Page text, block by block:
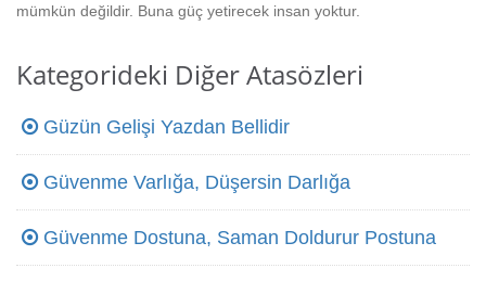
Eğitim
Diğer
Eğitim Haberleri
mümkün değildir. Buna güç yetirecek insan yoktur.
Kategorideki Diğer Atasözleri
Güzün Gelişi Yazdan Bellidir
Güvenme Varlığa, Düşersin Darlığa
Güvenme Dostuna, Saman Doldurur Postuna